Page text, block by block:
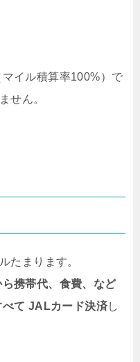
イル積算率100%）で
せん。
たまります。
携帯代、食費、など
て JALカード決済し